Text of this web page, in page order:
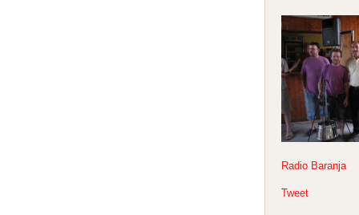
Radio Baranja
Tweet